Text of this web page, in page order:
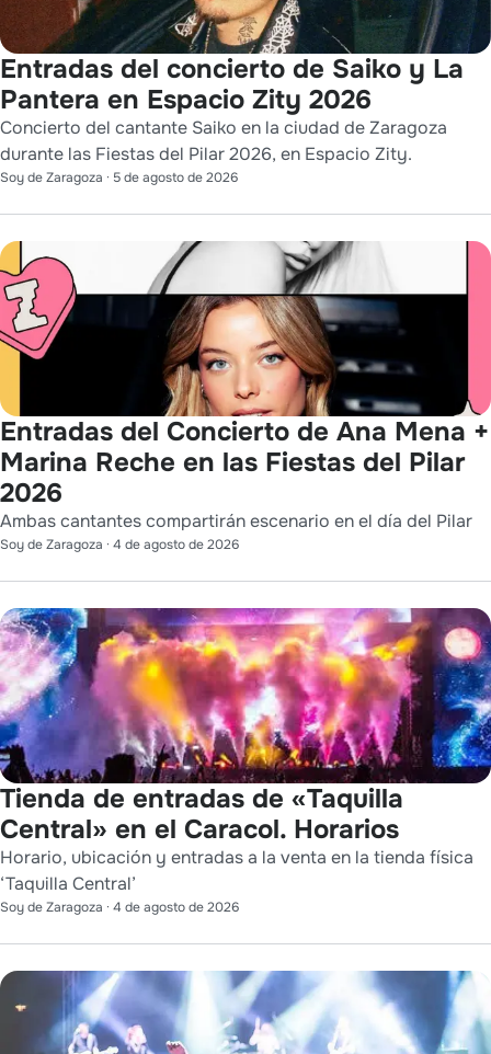
Entradas del concierto de Saiko y La
Pantera en Espacio Zity 2026
Concierto del cantante Saiko en la ciudad de Zaragoza
durante las Fiestas del Pilar 2026, en Espacio Zity.
Soy de Zaragoza · 5 de agosto de 2026
Entradas del Concierto de Ana Mena +
Marina Reche en las Fiestas del Pilar
2026
Ambas cantantes compartirán escenario en el día del Pilar
Soy de Zaragoza · 4 de agosto de 2026
Tienda de entradas de «Taquilla
Central» en el Caracol. Horarios
Horario, ubicación y entradas a la venta en la tienda física
‘Taquilla Central’
Soy de Zaragoza · 4 de agosto de 2026